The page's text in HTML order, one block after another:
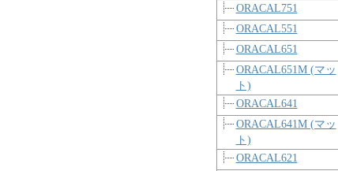
ORACAL751
ORACAL551
ORACAL651
ORACAL651M (マッ
ト)
ORACAL641
ORACAL641M (マッ
ト)
ORACAL621